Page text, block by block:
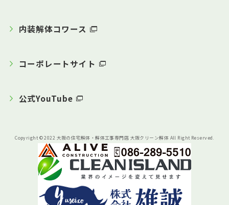
内装解体コワース
コーポレートサイト
公式YouTube
Copyright © 2022 大阪の住宅解体・解体工事専門店 大阪クリーン解体 All Right Reserved.